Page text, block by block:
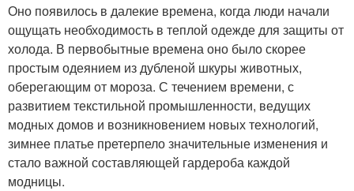
Оно появилось в далекие времена, когда люди начали
ощущать необходимость в теплой одежде для защиты от
холода. В первобытные времена оно было скорее
простым одеянием из дубленой шкуры животных,
оберегающим от мороза. С течением времени, с
развитием текстильной промышленности, ведущих
модных домов и возникновением новых технологий,
зимнее платье претерпело значительные изменения и
стало важной составляющей гардероба каждой
модницы.